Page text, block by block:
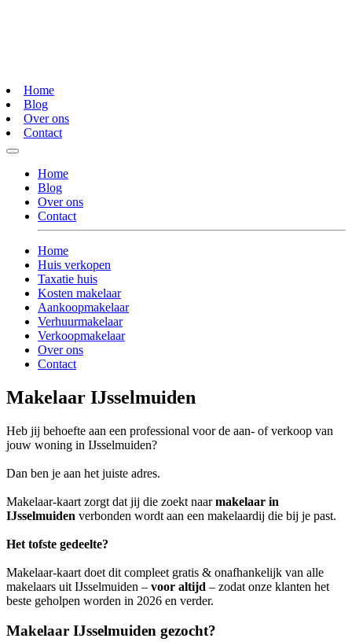
Home
Blog
Over ons
Contact
Home
Blog
Over ons
Contact
Home
Huis verkopen
Taxatie huis
Kosten makelaar
Aankoopmakelaar
Verhuurmakelaar
Verkoopmakelaar
Over ons
Contact
Makelaar IJsselmuiden
Heb jij behoefte aan een professional voor de aan- of verkoop van
jouw woning in IJsselmuiden?
Dan ben je aan het juiste adres.
Makelaar-kaart zorgt dat jij die zoekt naarmakelaar in
IJsselmuiden verbonden wordt aan een makelaardij die bij je past.
Het tofste gedeelte?
Makelaar-kaart doet dit compleet gratis & onafhankelijk van alle
makelaars uit IJsselmuiden – voor altijd – zodat onze klanten het
beste geholpen worden in 2026 en verder.
Makelaar IJsselmuiden gezocht?